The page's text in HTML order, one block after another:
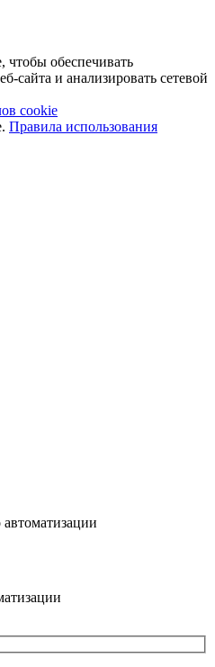
обеспечивать
сайта и анализировать сетевой
cookie
Правила использования